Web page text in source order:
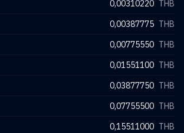
0,00310220 THB
0,00387775 THB
0,00775550 THB
0,01551100 THB
0,03877750 THB
0,07755500 THB
0,15511000 THB